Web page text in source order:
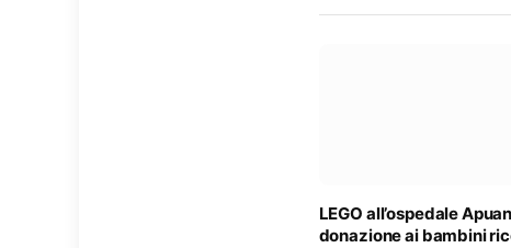
LEGO all’ospedale
donazione ai bambini